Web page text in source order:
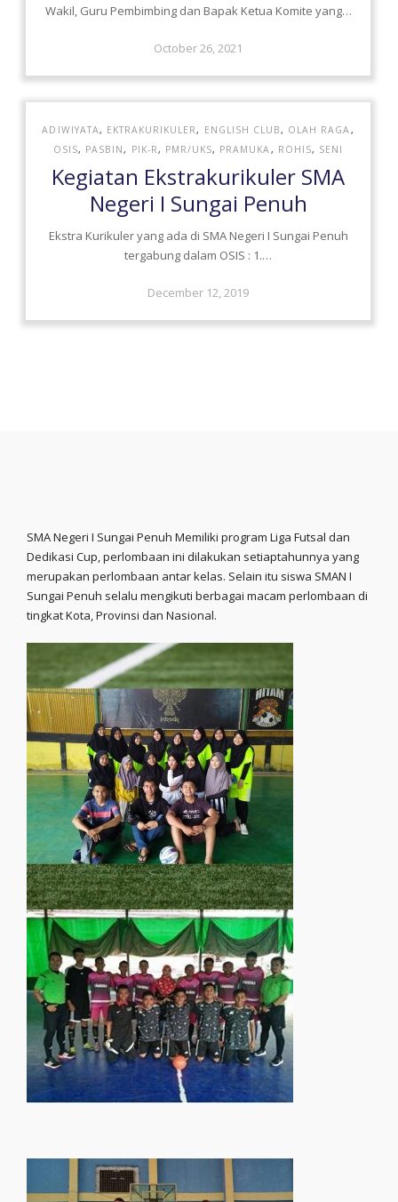
Wakil, Guru Pembimbing dan Bapak Ketua Komite yang…
October 26, 2021
ADIWIYATA , EKTRAKURIKULER , ENGLISH CLUB , OLAH RAGA ,
OSIS, PASBIN , PIK-R , PMR/UKS, PRAMUKA , ROHIS, SENI
Kegiatan Ekstrakurikuler SMA
Negeri I Sungai Penuh
Ekstra Kurikuler yang ada di SMA Negeri I Sungai Penuh
tergabung dalam OSIS : 1.…
December 12, 2019
SMA Negeri I Sungai Penuh Memiliki program Liga Futsal dan
Dedikasi Cup, perlombaan ini dilakukan setiaptahunnya yang
merupakan perlombaan antar kelas. Selain itu siswa SMAN I
Sungai Penuh selalu mengikuti berbagai macam perlombaan di
tingkat Kota, Provinsi dan Nasional.